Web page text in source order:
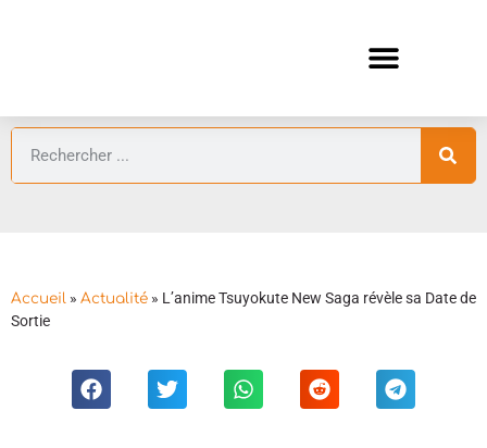
Accueil » Actualité » L’anime Tsuyokute New Saga révèle sa Date de
Sortie